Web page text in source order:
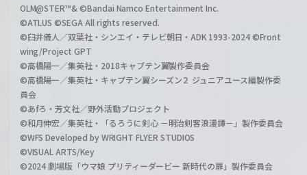
OLM@STER™& ©Bandai Namco Entertainment Inc.
©ATLUS ©SEGA All rights reserved.
©臼井儀人／双葉社・シンエイ・テレビ朝日・ADK 1993-2024 ©Front
wing/Project GPT
©高橋陽一／集英社・2018キャプテン翼製作委員会
©高橋陽一／集英社・キャプテン翼シーズン２ ジュニアユース編製作委
員会
©あfろ・芳文社／野外活動プロジェクト
©和月伸宏／集英社・「るろうに剣心 －明治剣客浪漫譚－」製作委員会
©WFS Developed by WRIGHT FLYER STUDIOS
©VISUAL ARTS/Key
©2024 劇場版「ウマ娘 プリティーダービー 新時代の扉」製作委員会